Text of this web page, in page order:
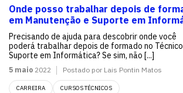
Onde posso trabalhar depois de
em Manutenção e Suporte em
Precisando de ajuda para descobrir onde você
poderá trabalhar depois de formado no
Suporte em Informática? Se sim, não [...]
5 maio 2022 Postado por Lais Pontin Matos
CARREIRA CURSOS TÉCNICOS